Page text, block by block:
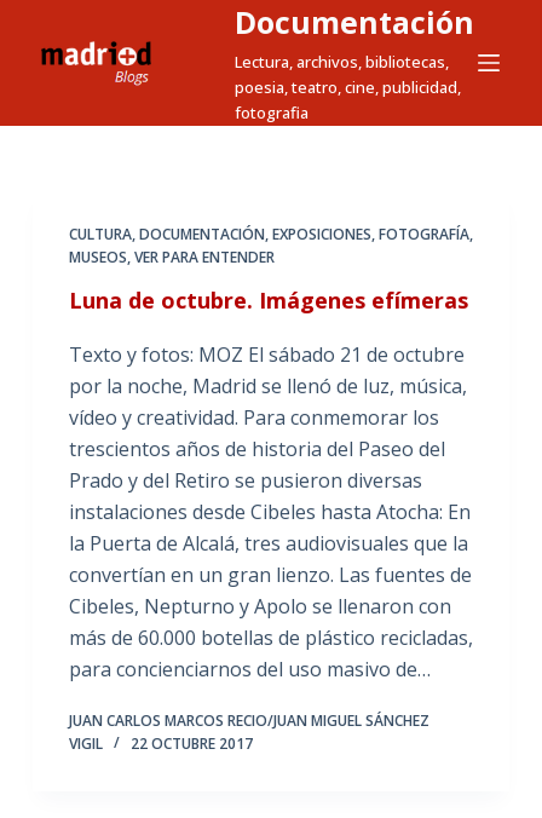
t
Documentación
Lectura, archivos, bibliotecas,
poesia, teatro, cine, publicidad,
fotografia
CULTURA,DOCUMENTACIÓN,EXPOSICIONES,FOTOGRAFÍA,
MUSEOS,VER PARA ENTENDER
Luna de octubre. Imágenes efímeras
Texto y fotos: MOZ El sábado 21 de octubre
por la noche, Madrid se llenó de luz, música,
vídeo y creatividad. Para conmemorar los
trescientos años de historia del Paseo del
Prado y del Retiro se pusieron diversas
instalaciones desde Cibeles hasta Atocha: En
la Puerta de Alcalá, tres audiovisuales que la
convertían en un gran lienzo. Las fuentes de
Cibeles, Nepturno y Apolo se llenaron con
más de 60.000 botellas de plástico recicladas,
para concienciarnos del uso masivo de…
JUAN CARLOS MARCOS RECIO/JUAN MIGUEL SÁNCHEZ
VIGIL
22 OCTUBRE 2017